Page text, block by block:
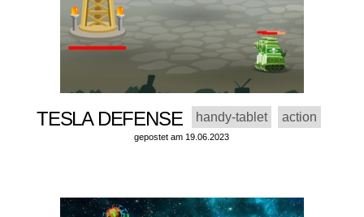
TESLA DEFENSE handy-tablet action
gepostet am 19.06.2023